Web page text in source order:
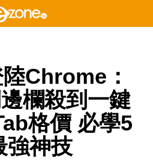
Chrome：
欄殺到一鍵
格價 必學5
強神技